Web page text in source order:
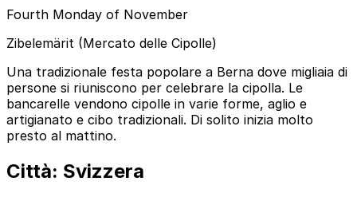
Fourth Monday of November
Zibelemärit (Mercato delle Cipolle)
Una tradizionale festa popolare a Berna dove migliaia di
persone si riuniscono per celebrare la cipolla. Le
bancarelle vendono cipolle in varie forme, aglio e
artigianato e cibo tradizionali. Di solito inizia molto
presto al mattino.
Città: Svizzera